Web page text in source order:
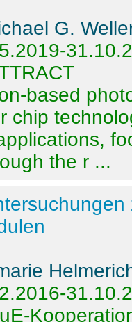
G.
based
chip
the r ...